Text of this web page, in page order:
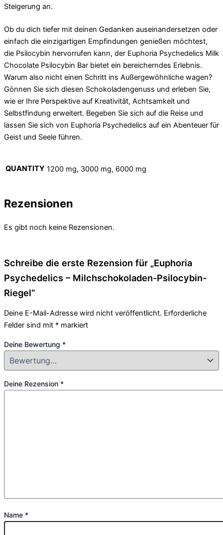
Steigerung an.
Ob du dich tiefer mit deinen Gedanken auseinandersetzen oder
einfach die einzigartigen Empfindungen genießen möchtest,
die Psilocybin hervorrufen kann, der Euphoria Psychedelics Milk
Chocolate Psilocybin Bar bietet ein bereicherndes Erlebnis.
Warum also nicht einen Schritt ins Außergewöhnliche wagen?
Gönnen Sie sich diesen Schokoladengenuss und erleben Sie,
wie er Ihre Perspektive auf Kreativität, Achtsamkeit und
Selbstfindung erweitert. Begeben Sie sich auf die Reise und
lassen Sie sich von Euphoria Psychedelics auf ein Abenteuer für
Geist und Seele führen.
QUANTITY 1200 mg, 3000 mg, 6000 mg
Rezensionen
Es gibt noch keine Rezensionen.
Schreibe die erste Rezension für „Euphoria
Psychedelics – Milchschokoladen-Psilocybin-
Riegel“
Deine E-Mail-Adresse wird nicht veröffentlicht. Erforderliche
Felder sind mit * markiert
Deine Bewertung *
Deine Rezension *
Name *